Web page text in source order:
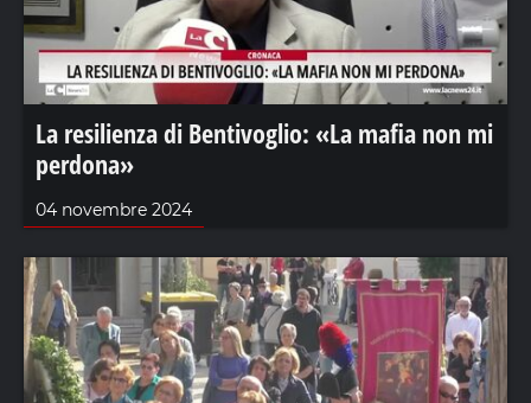
La resilienza di Bentivoglio: «La mafia non mi
perdona»
04 novembre 2024